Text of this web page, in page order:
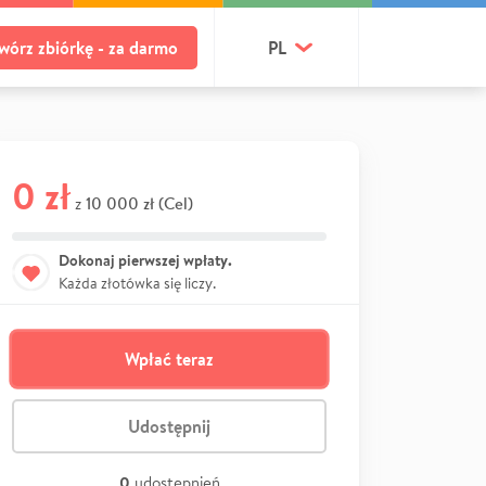
zbiórkę - za darmo PL
0 zł z 10 000 zł (Cel)
Dokonaj pierwszej wpłaty.
Każda złotówka się liczy.
Wpłać teraz
Udostępnij